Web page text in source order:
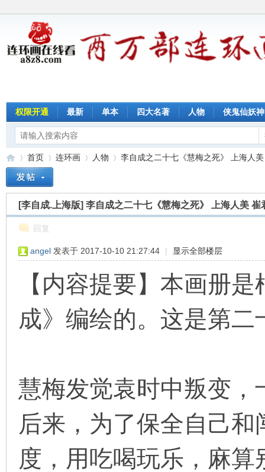
权限开通 最新 单本 四大名著 人物 侠鬼仙妖神
»
首页
›
连环画
›
人物
›
李自成之二十七《慧梅之死》 上海人
[李自成.上海版] 李自成之二十七《慧梅之死》 上海人美 崔
回复
angel 发表于 2017-10-10 21:27:44 | 显示全部楼层
【内容提要】本画册
成》编绘的。这是第二
慧梅发觉袁时中叛变
后来，为了保全自己
度，用吃喝玩乐，麻